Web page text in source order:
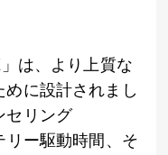
」は、より上質な
に設計されまし
セリング
リー駆動時間、そ